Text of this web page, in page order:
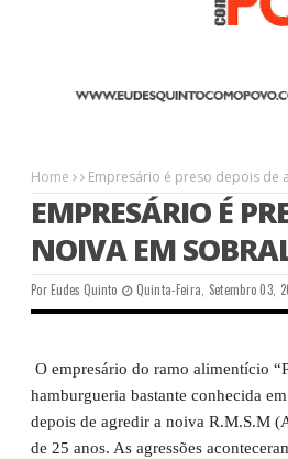
Home Empresário é preso depois de
EMPRESÁRIO É
NOIVA EM
PorEudes Quinto Quinta-Feira, Setembro 03,
O empresário do ramo alimentício
hamburgueria bastante conhecida
depois de agredir a noiva R.M.S.M
de 25 anos. As agressões